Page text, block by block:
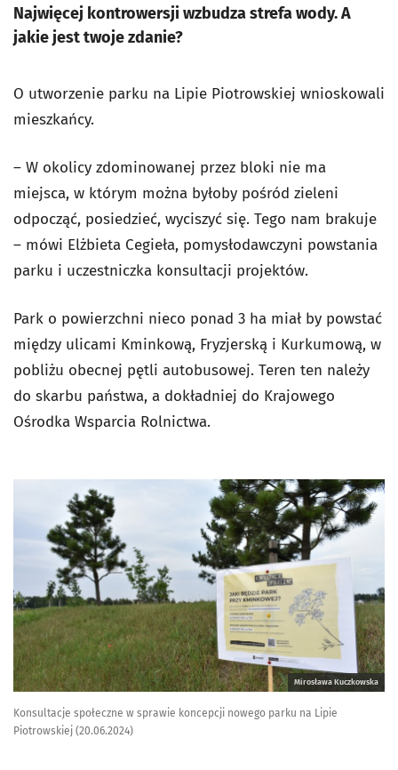
Najwięcej kontrowersji wzbudza strefa wody. A
jakie jest twoje zdanie?
O utworzenie parku na Lipie Piotrowskiej wnioskowali
mieszkańcy.
– W okolicy zdominowanej przez bloki nie ma
miejsca, w którym można byłoby pośród zieleni
odpocząć, posiedzieć, wyciszyć się. Tego nam brakuje
– mówi Elżbieta Cegieła, pomysłodawczyni powstania
parku i uczestniczka konsultacji projektów.
Park o powierzchni nieco ponad 3 ha miał by powstać
między ulicami Kminkową, Fryzjerską i Kurkumową, w
pobliżu obecnej pętli autobusowej. Teren ten należy
do skarbu państwa, a dokładniej do Krajowego
Ośrodka Wsparcia Rolnictwa.
Mirosława Kuczkowska
Konsultacje społeczne w sprawie koncepcji nowego parku na Lipie
Piotrowskiej (20.06.2024)